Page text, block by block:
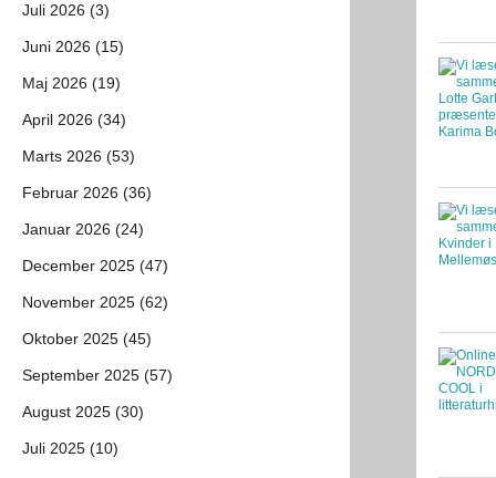
Juli 2026 (3)
Juni 2026 (15)
Maj 2026 (19)
April 2026 (34)
Marts 2026 (53)
Februar 2026 (36)
Januar 2026 (24)
December 2025 (47)
November 2025 (62)
Oktober 2025 (45)
September 2025 (57)
August 2025 (30)
Juli 2025 (10)